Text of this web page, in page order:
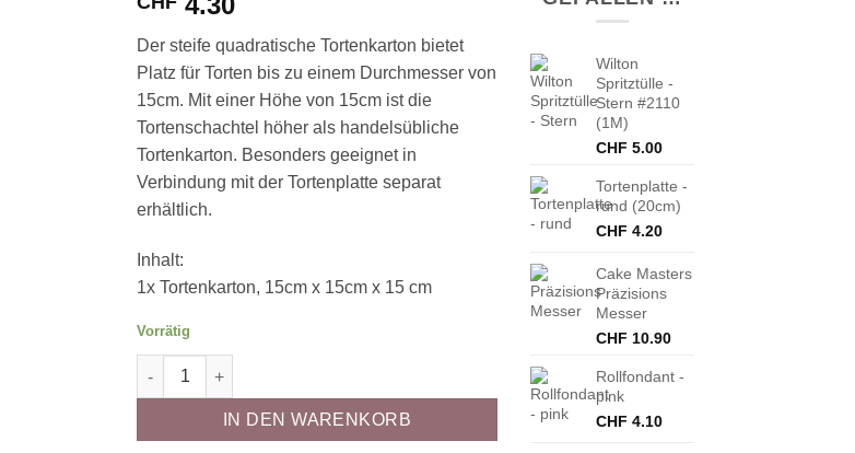
Der steife quadratische Tortenkarton bietet
Platz für Torten bis zu einem Durchmesser von
15cm. Mit einer Höhe von 15cm ist die
Tortenschachtel höher als handelsübliche
Tortenkarton. Besonders geeignet in
Verbindung mit der Tortenplatte separat
erhältlich.
Inhalt:
1x Tortenkarton, 15cm x 15cm x 15 cm
Vorrätig
Tortenkarton (15cm) Menge
IN DEN WARENKORB
Wilton
Spritztülle -
Stern #2110
(1M)
CHF 5.00
Tortenplatte -
rund (20cm)
CHF 4.20
Cake Masters
Präzisions
Messer
CHF 10.90
Rollfondant -
pink
CHF 4.10